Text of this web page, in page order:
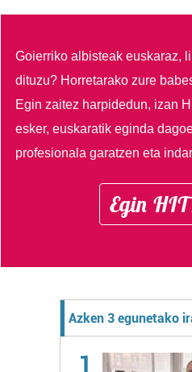
Goierriko albisteak euskaraz,
dituzu? Horretarako zure
Egin zaitez harpidedun, izan
esker, euskaratik eginda
profesionala garatzen eta
Egin
Azken 3 egunetako
1